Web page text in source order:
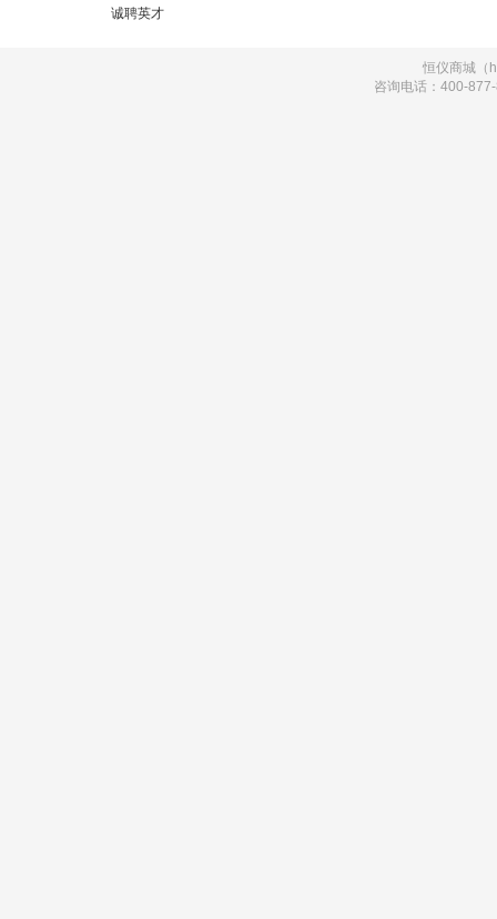
诚聘英才
恒仪商城（
咨询电话：400-